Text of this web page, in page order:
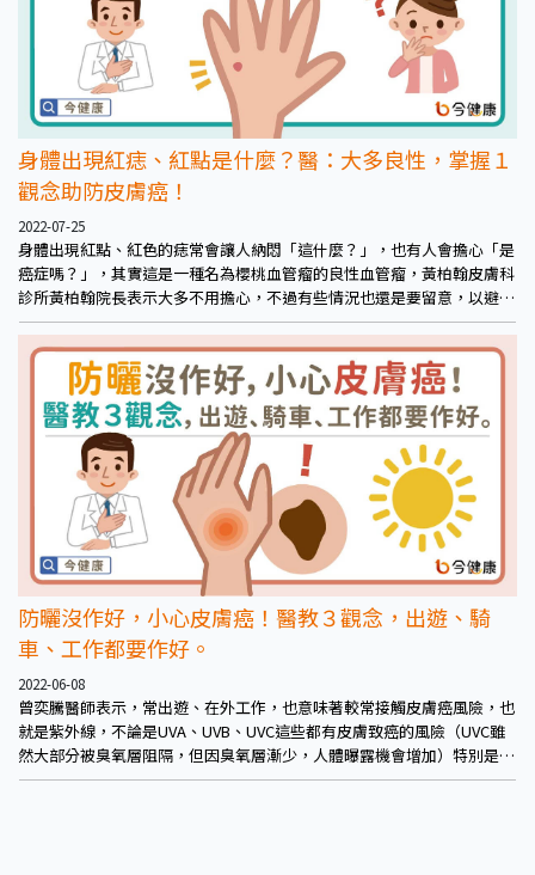
身體出現紅痣、紅點是什麼？醫：大多良性，掌握１
觀念助防皮膚癌！
2022-07-25
身體出現紅點、紅色的痣常會讓人納悶「這什麼？」，也有人會擔心「是
癌症嗎？」，其實這是一種名為櫻桃血管瘤的良性血管瘤，黃柏翰皮膚科
診所黃柏翰院長表示大多不用擔心，不過有些情況也還是要留意，以避免
將皮膚癌誤認而延誤治療。
防曬沒作好，小心皮膚癌！醫教３觀念，出遊、騎
車、工作都要作好。
2022-06-08
曾奕騰醫師表示，常出遊、在外工作，也意味著較常接觸皮膚癌風險，也
就是紫外線，不論是UVA、UVB、UVC這些都有皮膚致癌的風險（UVC雖
然大部分被臭氧層阻隔，但因臭氧層漸少，人體曝露機會增加）特別是經
常曬傷者，這正代表著皮膚對紫外線這項致癌風險已吸收過量，造成短期